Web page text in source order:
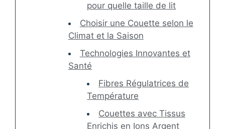
pour quelle taille de lit
Choisir une Couette selon le
Climat et la Saison
Technologies Innovantes et
Santé
Fibres Régulatrices de
Température
Couettes avec Tissus
Enrichis en Ions Argent